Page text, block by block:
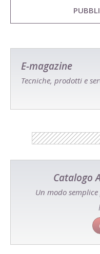
E-magazine
Tecniche, prodotti e
Catalogo
Un modo